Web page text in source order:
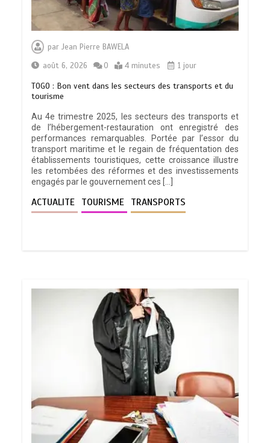
parJean Pierre BAWELA
août 6, 2026
0 4 minutes 1 jour
TOGO : Bon vent dans les secteurs des transports et du
tourisme
Au 4e trimestre 2025, les secteurs des transports et
de l’hébergement-restauration ont enregistré des
performances remarquables. Portée par l’essor du
transport maritime et le regain de fréquentation des
établissements touristiques, cette croissance illustre
les retombées des réformes et des investissements
engagés par le gouvernement ces […]
ACTUALITE TOURISME TRANSPORTS